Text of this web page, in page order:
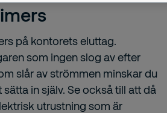
på kontorets eluttag.
som ingen slog av efter
slår av strömmen minskar du
in själv. Se också till att då
utrustning som är